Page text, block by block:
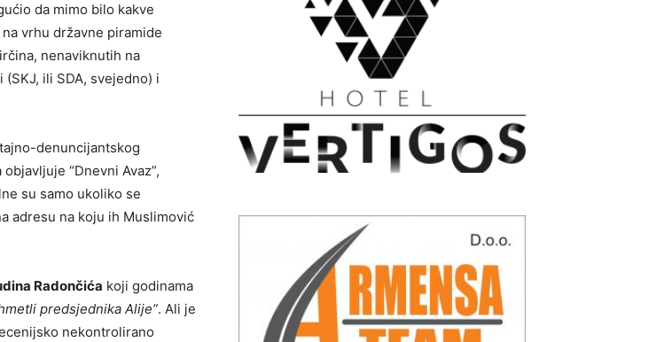
da mimo bilo kakve
vrhu državne piramide
nenaviknutih na
ili SDA, svejedno) i
denuncijantskog
“Dnevni Avaz”,
su samo ukoliko se
adresu na koju ih Muslimović
Radončića koji godinama
predsjednika Alije”. Ali je
nekontrolirano